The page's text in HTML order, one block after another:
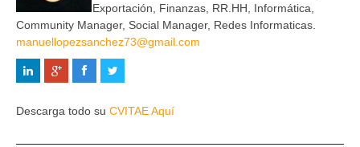
Exportación, Finanzas, RR.HH, Informática,
Community Manager, Social Manager, Redes Informaticas.
manuellopezsanchez73@gmail.com
Descarga todo su CVITAE Aquí